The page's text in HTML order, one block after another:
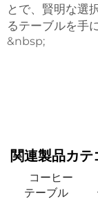
とで、賢明な選
るテーブルを手
&nbsp;
関連製品カテ
コーヒー
テーブル